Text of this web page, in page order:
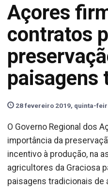
Açores
contratos
paisagens
28 fevereiro 2019, quinta-
O Governo Regional dos
importância da
incentivo à produção, na
agricultores da Graciosa
paisagens tradicionais de